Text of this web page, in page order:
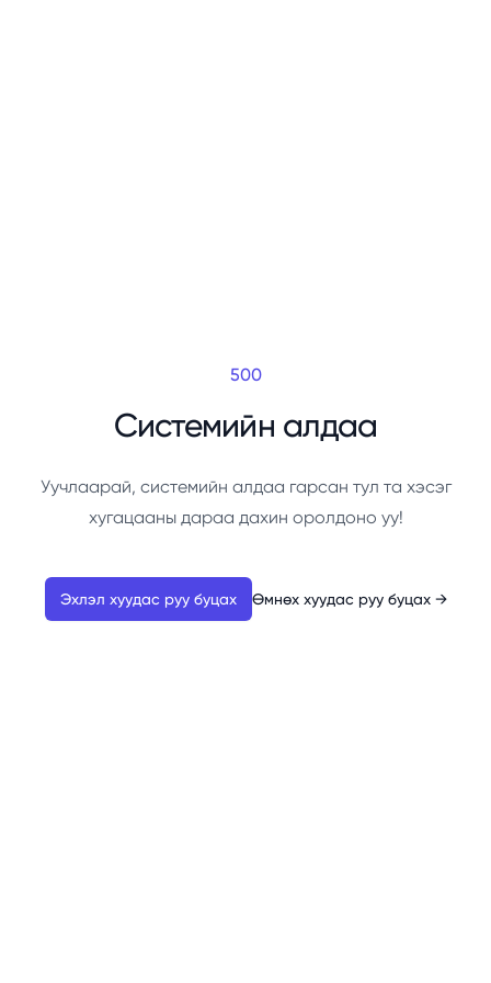
500
Системийн алдаа
Уучлаарай, системийн алдаа гарсан тул та хэсэг
хугацааны дараа дахин оролдоно уу!
Эхлэл хуудас руу буцах Өмнөх хуудас руу буцах →